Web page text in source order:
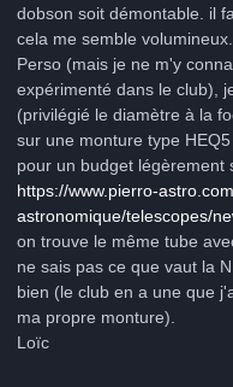
dobson soit démontable. il
cela me semble volumineux.
Perso (mais je ne m'y
expérimenté dans le club),
(privilégié le diamètre à la
sur une monture type
pour un budget légèrement
https://www.pierro-
astronomique/telescopes/
on trouve le même tube
ne sais pas ce que vaut la
bien (le club en a une que
ma propre monture).
Loïc